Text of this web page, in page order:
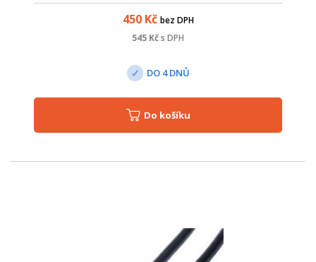
450Kč bez DPH
545 Kčs DPH
DO 4 DNŮ
Do košíku